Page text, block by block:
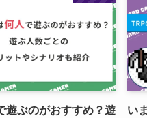
遊ぶのがおすすめ？遊
い